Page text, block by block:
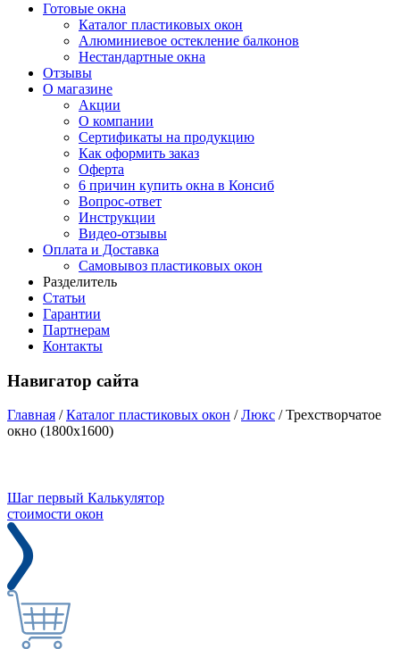
Готовые окна
Каталог пластиковых окон
Алюминиевое остекление балконов
Нестандартные окна
Отзывы
О магазине
Акции
О компании
Сертификаты на продукцию
Как оформить заказ
Оферта
6 причин купить окна в Консиб
Вопрос-ответ
Инструкции
Видео-отзывы
Оплата и Доставка
Самовывоз пластиковых окон
Разделитель
Статьи
Гарантии
Партнерам
Контакты
Навигатор сайта
Главная /Каталог пластиковых окон /Люкс /Трехстворчатое
окно (1800x1600)
Шаг первый Калькулятор
стоимости окон